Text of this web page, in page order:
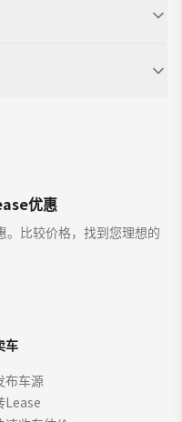
优惠
比较价格，找到您理想的
车
布车源
Lease